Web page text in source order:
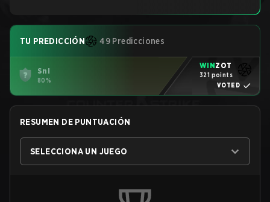
TU PREDICCIÓN 49 Predicciones
Sni
80%
WINZOT
321 points
VOTED
RESUMEN DE PUNTUACIÓN
SELECCIONA UN JUEGO